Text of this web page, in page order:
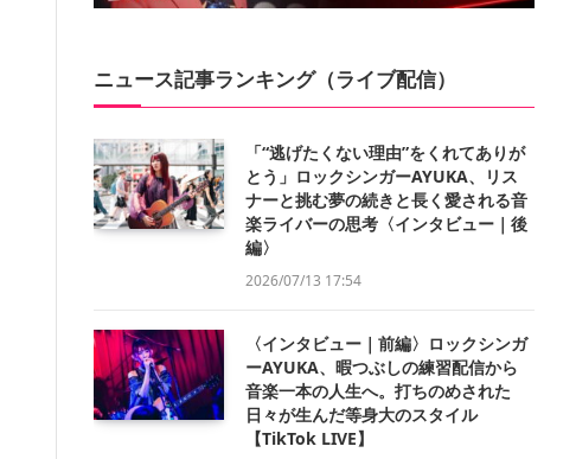
ニュース記事ランキング（ライブ配信）
「“逃げたくない理由”をくれてありが
とう」ロックシンガーAYUKA、リス
ナーと挑む夢の続きと長く愛される音
楽ライバーの思考〈インタビュー｜後
編〉
2026/07/13 17:54
〈インタビュー｜前編〉ロックシンガ
ーAYUKA、暇つぶしの練習配信から
音楽一本の人生へ。打ちのめされた
日々が生んだ等身大のスタイル
【TikTok LIVE】